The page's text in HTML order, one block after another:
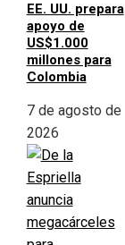
EE. UU. prepara
apoyo de
US$1.000
millones para
Colombia
7 de agosto de
2026